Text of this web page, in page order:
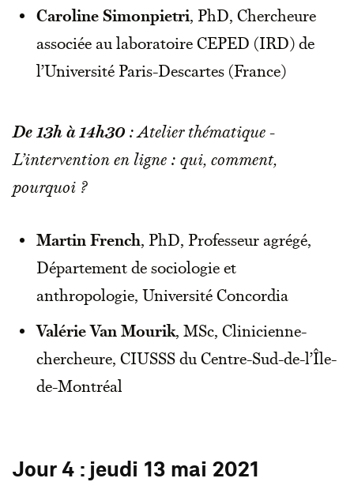
Caroline Simonpietri, PhD, Chercheure
associée au laboratoire CEPED (IRD) de
l’Université Paris-Descartes (France)
De 13h à 14h30 : Atelier thématique -
L’intervention en ligne : qui, comment,
pourquoi ?
Martin French, PhD, Professeur agrégé,
Département de sociologie et
anthropologie, Université Concordia
Valérie Van Mourik, MSc, Clinicienne-
chercheure, CIUSSS du Centre-Sud-de-l’Île-
de-Montréal
Jour 4 : jeudi 13 mai 2021